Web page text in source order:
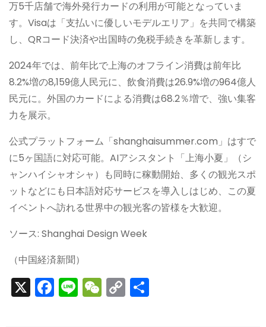
万5千店舗で海外発行カードの利用が可能となっていま
す。Visaは「支払いに優しいモデルエリア」を共同で構築
し、QRコード決済や出国時の免税手続きを革新します。
2024年では、前年比で上海のオフライン消費は前年比
8.2%増の8,159億人民元に、飲食消費は26.9%増の964億人
民元に。外国のカードによる消費は68.2％増で、強い集客
力を展示。
公式プラットフォーム「shanghaisummer.com」はすで
に5ヶ国語に対応可能。AIアシスタント「上海小夏」（シ
ャンハイシャオシャ）も同時に稼動開始、多くの観光スポ
ットなどにも日本語対応サービスを導入しはじめ、この夏
イベントへ訪れる世界中の観光客の皆様を大歓迎。
ソース: Shanghai Design Week
（中国経済新聞）
X F
a
Li
n
W
e
C
o